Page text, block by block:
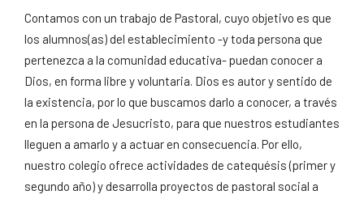
Contamos con un trabajo de Pastoral, cuyo objetivo es que
los alumnos(as) del establecimiento -y toda persona que
pertenezca a la comunidad educativa- puedan conocer a
Dios, en forma libre y voluntaria. Dios es autor y sentido de
la existencia, por lo que buscamos darlo a conocer, a través
en la persona de Jesucristo, para que nuestros estudiantes
lleguen a amarlo y a actuar en consecuencia. Por ello,
nuestro colegio ofrece actividades de catequésis (primer y
segundo año) y desarrolla proyectos de pastoral social a